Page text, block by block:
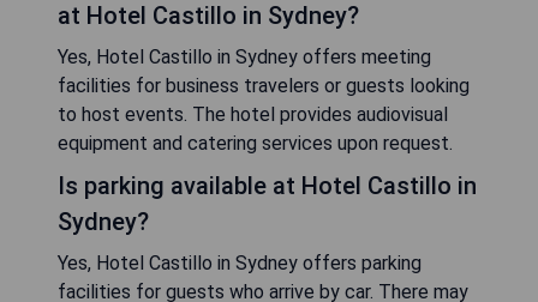
at Hotel Castillo in Sydney?
Yes, Hotel Castillo in Sydney offers meeting
facilities for business travelers or guests looking
to host events. The hotel provides audiovisual
equipment and catering services upon request.
Is parking available at Hotel Castillo in
Sydney?
Yes, Hotel Castillo in Sydney offers parking
facilities for guests who arrive by car. There may